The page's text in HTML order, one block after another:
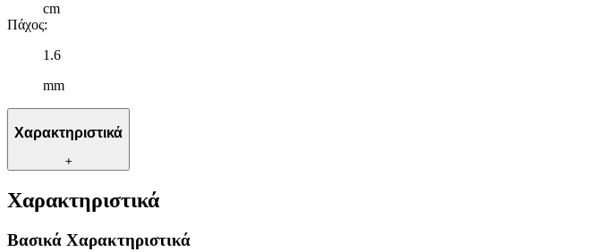
cm
Πάχος:
1.6
mm
Χαρακτηριστικά
+
Χαρακτηριστικά
Βασικά Χαρακτηριστικά